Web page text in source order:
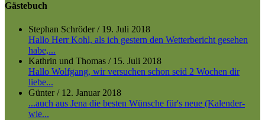
Gästebuch
Stephan Schröder/ 19. Juli 2018
Hallo Herr Kohl, als ich gestern den Wetterbericht gesehen
habe,...
Kathrin und Thomas / 15. Juli 2018
Hallo Wolfgang, wir versuchen schon seid 2 Wochen dir
liebe...
Günter/ 12. Januar 2018
...auch aus Jena die besten Wünsche für's neue (Kalender-
wie...